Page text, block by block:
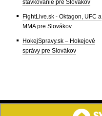
stávkovanie pre Slovákov
FightLive.sk - Oktagon, UFC a
MMA pre Slovákov
HokejSpravy.sk – Hokejové
správy pre Slovákov